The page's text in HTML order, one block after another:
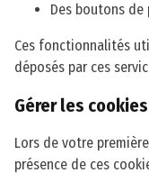
Des boutons de
Ces fonctionnalités
déposés par ces
Gérer les cookies
Lors de votre
présence de ces